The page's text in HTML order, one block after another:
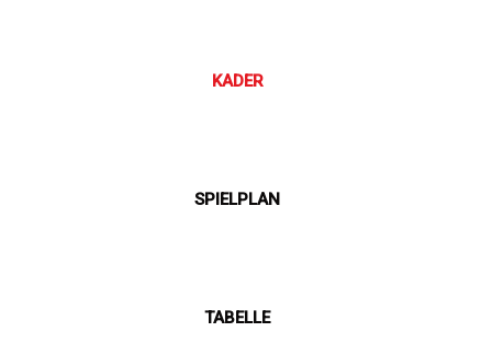
KADER
SPIELPLAN
TABELLE